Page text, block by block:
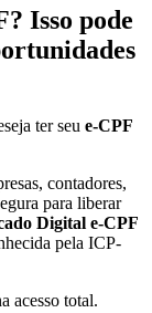
Isso pode
ter seu e-CPF
contadores,
para liberar
Digital e-CPF
pela ICP-
acesso total.